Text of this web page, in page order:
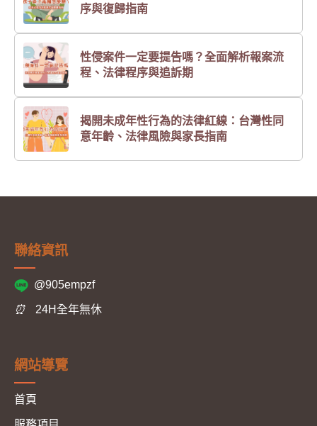
序與復歸指南
性侵案件一定要提告嗎？全面解析報案流
程、法律程序與追訴期
揭開未成年性行為的法律紅線：台灣性同
意年齡、法律風險與家長指南
聯絡資訊
@905empzf
⏰ 24H全年無休
網站導覽
首頁